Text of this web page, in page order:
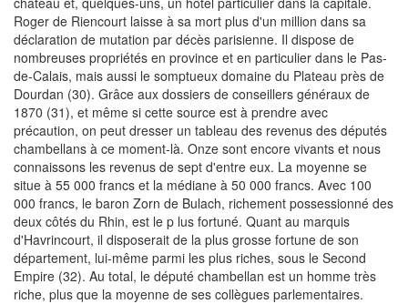
Roger de Riencourt laisse à sa mort plus d'un million dans sa
déclaration de mutation par décès parisienne. Il dispose de
nombreuses propriétés en province et en particulier dans le Pas-
de-Calais, mais aussi le somptueux domaine du Plateau près de
Dourdan (30). Grâce aux dossiers de conseillers généraux de
1870 (31), et même si cette source est à prendre avec
précaution, on peut dresser un tableau des revenus des députés
chambellans à ce moment-là. Onze sont encore vivants et nous
connaissons les revenus de sept d'entre eux. La moyenne se
situe à 55 000 francs et la médiane à 50 000 francs. Avec 100
000 francs, le baron Zorn de Bulach, richement possessionné des
deux côtés du Rhin, est le p lus fortuné. Quant au marquis
d'Havrincourt, il disposerait de la plus grosse fortune de son
département, lui-même parmi les plus riches, sous le Second
Empire (32). Au total, le député chambellan est un homme très
riche, plus que la moyenne de ses collègues parlementaires.